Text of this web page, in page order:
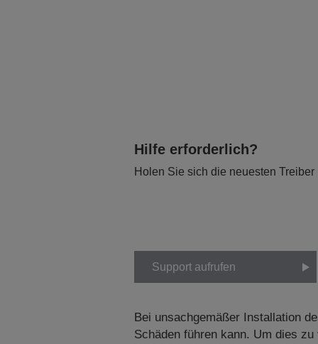
Hilfe erforderlich?
Holen Sie sich die neuesten Treiber
Support aufrufen
Bei unsachgemäßer Installation
Schäden führen kann. Um dies